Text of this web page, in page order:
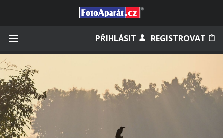
PŘIHLÁSIT REGISTROVAT
Zapamatovat
Zapomněli jste heslo?